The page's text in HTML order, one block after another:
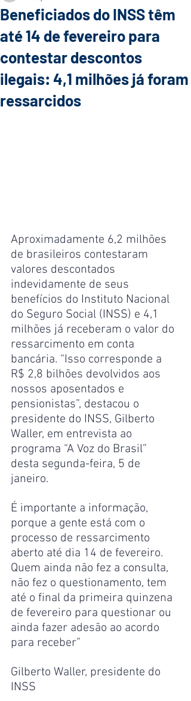
Beneficiados do INSS têm
até 14 de fevereiro para
contestar descontos
ilegais: 4,1 milhões já foram
ressarcidos
Aproximadamente 6,2 milhões
de brasileiros contestaram
valores descontados
indevidamente de seus
benefícios do Instituto Nacional
do Seguro Social (INSS) e 4,1
milhões já receberam o valor do
ressarcimento em conta
bancária. “Isso corresponde a
R$ 2,8 bilhões devolvidos aos
nossos aposentados e
pensionistas”, destacou o
presidente do INSS, Gilberto
Waller, em entrevista ao
programa “A Voz do Brasil”
desta segunda-feira, 5 de
janeiro.
É importante a informação,
porque a gente está com o
processo de ressarcimento
aberto até dia 14 de fevereiro.
Quem ainda não fez a consulta,
não fez o questionamento, tem
até o final da primeira quinzena
de fevereiro para questionar ou
ainda fazer adesão ao acordo
para receber”
Gilberto Waller, presidente do
INSS